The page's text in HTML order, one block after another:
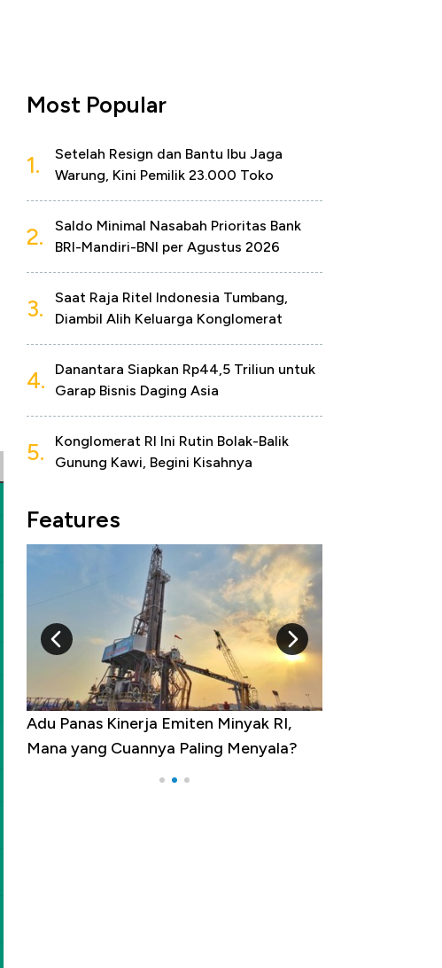
Most Popular
1.
Setelah Resign dan Bantu Ibu Jaga
Warung, Kini Pemilik 23.000 Toko
2.
Saldo Minimal Nasabah Prioritas Bank
BRI-Mandiri-BNI per Agustus 2026
3.
Saat Raja Ritel Indonesia Tumbang,
Diambil Alih Keluarga Konglomerat
4.
Danantara Siapkan Rp44,5 Triliun untuk
Garap Bisnis Daging Asia
5.
Konglomerat RI Ini Rutin Bolak-Balik
Gunung Kawi, Begini Kisahnya
Features
Adu Panas Kinerja Emiten Minyak RI,
Mana yang Cuannya Paling Menyala?